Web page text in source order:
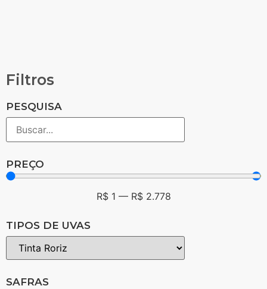
Filtros
PESQUISA
PREÇO
R$ 1 — R$ 2.778
TIPOS DE UVAS
SAFRAS